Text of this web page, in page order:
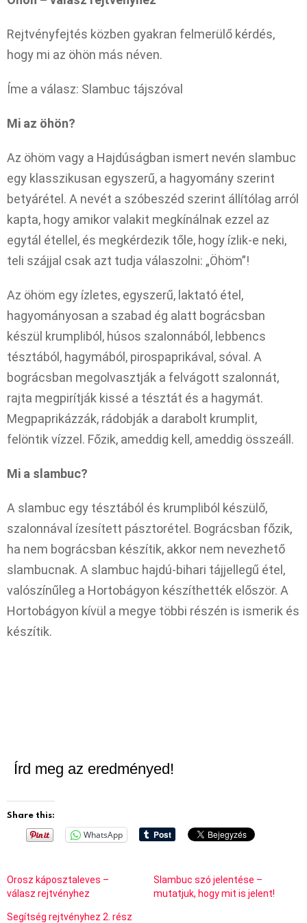
Rejtvényfejtés közben gyakran felmerülő kérdés,
hogy mi az öhön más néven.
Íme a válasz: Slambuc tájszóval
Mi az öhön?
Az öhöm vagy a Hajdúságban ismert nevén slambuc
egy klasszikusan egyszerű, a hagyomány szerint
betyárétel. A nevét a szóbeszéd szerint állítólag arról
kapta, hogy amikor valakit megkínálnak ezzel az
egytál étellel, és megkérdezik tőle, hogy ízlik-e neki,
teli szájjal csak azt tudja válaszolni: „Öhöm”!
Az öhöm egy ízletes, egyszerű, laktató étel,
hagyományosan a szabad ég alatt bográcsban
készül krumpliból, húsos szalonnából, lebbencs
tésztából, hagymából, pirospaprikával, sóval. A
bográcsban megolvasztják a felvágott szalonnát,
rajta megpirítják kissé a tésztát és a hagymát.
Megpaprikázzák, rádobják a darabolt krumplit,
felöntik vízzel. Főzik, ameddig kell, ameddig összeáll.
Mi a slambuc?
A slambuc egy tésztából és krumpliból készülő,
szalonnával ízesített pásztorétel. Bográcsban főzik,
ha nem bográcsban készítik, akkor nem nevezhető
slambucnak. A slambuc hajdú-bihari tájjellegű étel,
valószínűleg a Hortobágyon készíthették először. A
Hortobágyon kívül a megye többi részén is ismerik és
készítik.
Írd meg az eredményed!
Share this:
WhatsApp
Orosz káposztaleves –
válasz rejtvényhez
Slambuc szó jelentése –
mutatjuk, hogy mit is jelent!
Segítség rejtvényhez 2. rész